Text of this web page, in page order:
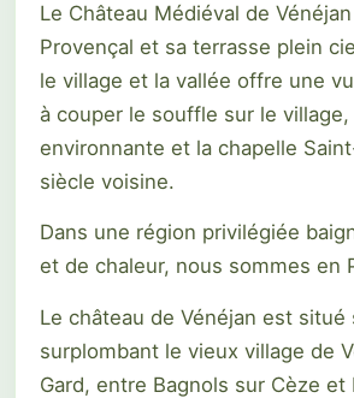
Le Château Médiéval de
Provençal et sa terrasse plein
le village et la vallée offre une
à couper le souffle sur le village,
environnante et la chapelle
siècle voisine.
Dans une région privilégiée
et de chaleur, nous sommes en
Le château de Vénéjan est situé
surplombant le vieux village de
Gard, entre Bagnols sur Cèze et